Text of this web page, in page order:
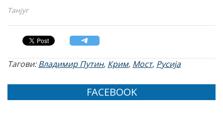
Танјуг
Тагови:Владимир Путин, Крим, Мост, Русија
FACEBOOK